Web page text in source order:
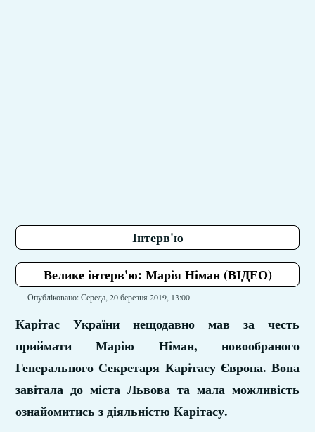
Інтерв'ю
Велике інтерв'ю: Марія Німан (ВІДЕО)
Опубліковано: Середа, 20 березня 2019, 13:00
Карітас України нещодавно мав за честь
приймати Марію Німан, новообраного
Генерального Секретаря Карітасу Європа. Вона
завітала до міста Львова та мала можливість
ознайомитись з діяльністю Карітасу.